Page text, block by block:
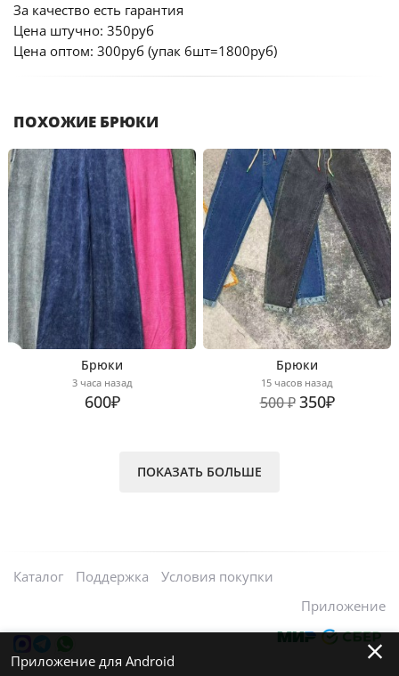
За качество есть гарантия
Цена штучно: 350руб
Цена оптом: 300руб (упак 6шт=1800руб)
ПОХОЖИЕ БРЮКИ
Брюки
3 часа назад
600₽
Брюки
15 часов назад
500 ₽ 350₽
ПОКАЗАТЬ БОЛЬШЕ
Приложение для Android
Каталог Поддержка
Условия покупки
Приложение